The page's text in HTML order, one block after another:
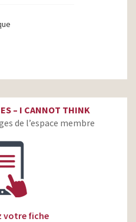
– I CANNOT THINK
de l’espace membre
votre fiche